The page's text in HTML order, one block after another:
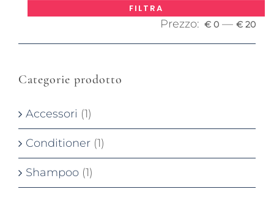
FILTRA
Prezzo: € 0 — € 20
Categorie prodotto
Accessori (1)
Conditioner (1)
Shampoo (1)